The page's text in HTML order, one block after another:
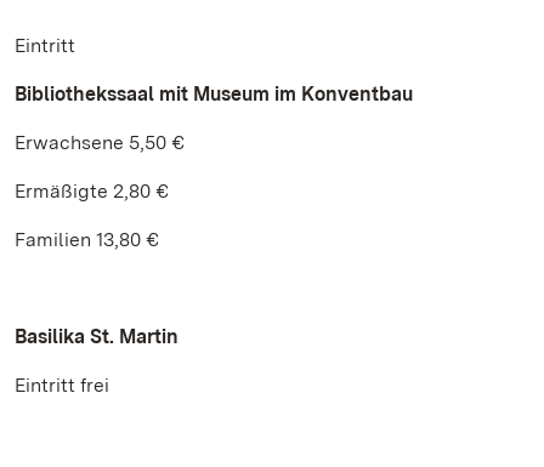
Eintritt
Bibliothekssaal mit Museum im Konventbau
Erwachsene 5,50 €
Ermäßigte 2,80 €
Familien 13,80 €
Basilika St. Martin
Eintritt frei